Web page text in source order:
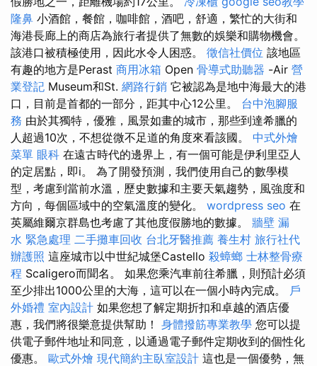
隆鼻 小酒館，餐館，咖啡館，酒吧，舒適，繁忙的大街和
海港長廊上的商店為旅行者提供了無數的娛樂和購物機會。
該港口被積極使用，因此水令人困惑。 徵信社價位 該地區
有趣的地方是Perast 商用冰箱 Open 骨導式助聽器 -Air 營
業登記 Museum和St. 網路行銷 它被認為是地中海最大的港
口，目前是首都的一部分，距其中心12公里。 台中泡腳服
務 由於其獨特，優雅，風景如畫的城市，那些到達希臘的
人超過10次，不想從微不足道的角度來看該國。 中式外燴
菜單 眼科 在遠古時代的邊界上，有一個可能是伊利里亞人
的定居點，即i。 為了開發預測，我們使用自己的數學模
型，考慮到當前水溫，歷史數據和主要天氣趨勢，風強度和
方向，每個區域中的空氣溫度的變化。 wordpress seo 在
英屬維爾京群島也考慮了其他度假勝地的數據。 牆壁 漏
水 緊急處理 二手攤車回收 台北牙醫推薦 養生村 旅行社代
辦護照 這座城市以中世紀城堡Castello 殺蟑螂 士林整骨療
程 Scaligero而聞名。 如果您乘汽車前往希臘，則預計必須
至少排出1000公里的大海，這可以在一個小時內完成。 戶
外婚禮 室內設計 如果您想了解定期折扣和卓越的酒店優
惠，我們將很樂意提供幫助！ 身體撥筋專業教學 您可以提
供電子郵件地址和同意，以通過電子郵件定期收到的個性化
優惠。 歐式外燴 現代簡約主臥室設計 這也是一個優勢，無